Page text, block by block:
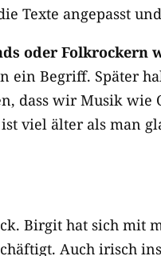
Texte angepasst
oder Folkrockern
ein Begriff. Später
dass wir Musik
viel älter als man
Birgit hat sich
Auch irisch